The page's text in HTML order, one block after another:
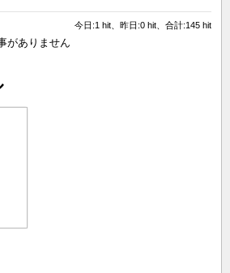
今日:1 hit、昨日:0 hit、合計:145 hit
がありません